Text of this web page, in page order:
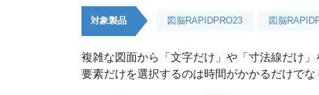
対象製品 図脳RAPIDPRO23 図脳
複雑な図面から「文字だけ」や「寸法線だけ
要素だけを選択するのは時間がかかるだけでな